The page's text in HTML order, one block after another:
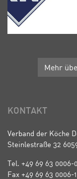
Mehr
KONTAKT
Verband der Köche
Steinlestraße 32
Tel. +49 69 63 0006-0
Fax +49 69 63 0006-